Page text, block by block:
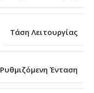
Τάση Λειτουργίας
Ρυθμιζόμενη Ένταση